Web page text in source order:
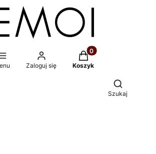
Zaloguj się
Produkty w
Koszyk
Otwórz
Szukaj